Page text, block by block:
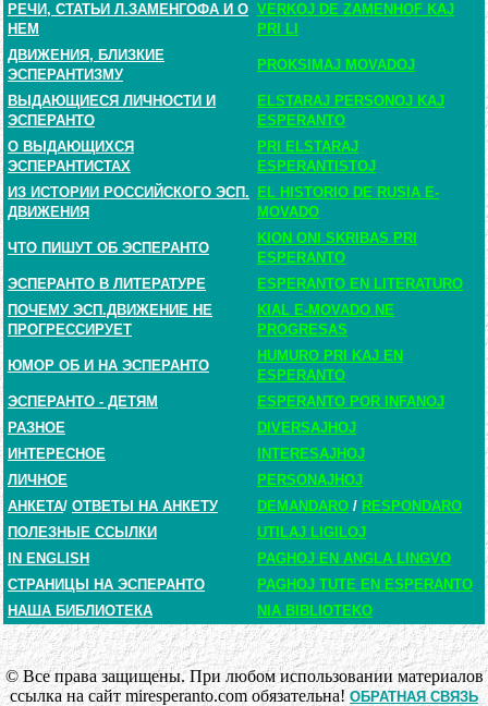
РЕЧИ, СТАТЬИ Л.ЗАМЕНГОФА И О
НЕМ
VERKOJ DE ZAMENHOF KAJ
PRI LI
ДВИЖЕНИЯ, БЛИЗКИЕ
ЭСПЕРАНТИЗМУ
PROKSIMAJ MOVADOJ
ВЫДАЮЩИЕСЯ ЛИЧНОСТИ И
ЭСПЕРАНТО
ELSTARAJ PERSONOJ KAJ
ESPERANTO
О ВЫДАЮЩИХСЯ
ЭСПЕРАНТИСТАХ
PRI ELSTARAJ
ESPERANTISTOJ
ИЗ ИСТОРИИ РОССИЙСКОГО ЭСП.
ДВИЖЕНИЯ
EL HISTORIO DE RUSIA E-
MOVADO
ЧТО ПИШУТ ОБ ЭСПЕРАНТО
KION ONI SKRIBAS PRI
ESPERANTO
ЭСПЕРАНТО В ЛИТЕРАТУРЕ
ESPERANTO EN LITERATURO
ПОЧЕМУ ЭСП.ДВИЖЕНИЕ НЕ
ПРОГРЕССИРУЕТ
KIAL E-MOVADO NE
PROGRESAS
ЮМОР ОБ И НА ЭСПЕРАНТО
HUMURO PRI KAJ EN
ESPERANTO
ЭСПЕРАНТО - ДЕТЯМ
ESPERANTO POR INFANOJ
РАЗНОЕ
DIVERSAJHOJ
ИНТЕРЕСНОЕ
INTERESAJHOJ
ЛИЧНОЕ
PERSONAJHOJ
АНКЕТА/ ОТВЕТЫ НА АНКЕТУ DEMANDARO / RESPONDARO
ПОЛЕЗНЫЕ ССЫЛКИ
UTILAJ LIGILOJ
IN ENGLISH
PAGHOJ EN ANGLA LINGVO
СТРАНИЦЫ НА ЭСПЕРАНТО
PAGHOJ TUTE EN ESPERANTO
НАША БИБЛИОТЕКА
NIA BIBLIOTEKO
© Все права защищены. При любом использовании материалов
ссылка на сайт miresperanto.com обязательна! ОБРАТНАЯ СВЯЗЬ